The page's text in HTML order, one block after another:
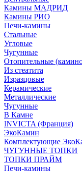
Камины МАДРИД
Камины РИО
Печи-камины
Стальные
Угловые
Чугунные
Отопительные
Из стеатита
Изразцовые
Керамические
Металлические
Чугунные
В Камне
INVICTA (Франция)
ЭкоКамин
Комплектующие
ЧУГУННЫЕ ТОПКИ
ТОПКИ ПРАЙМ
Печи-камины